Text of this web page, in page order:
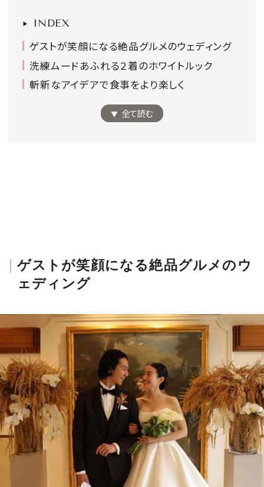
最新号を試し読み
INDEX
ゲストが笑顔になる絶品グルメのウェディング
洗練ムードあふれる２着のホワイトルック
斬新なアイデアで食事をより楽しく
全て読む
ゲストが笑顔になる絶品グルメのウ
ェディング